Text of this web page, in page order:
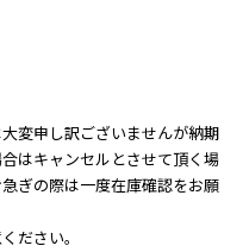
変申し訳ございませんが納期
はキャンセルとさせて頂く場
ぎの際は一度在庫確認をお願
ださい。